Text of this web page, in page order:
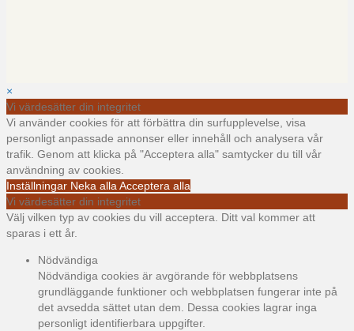
×
Vi värdesätter din integritet
Vi använder cookies för att förbättra din surfupplevelse, visa
personligt anpassade annonser eller innehåll och analysera vår
trafik. Genom att klicka på "Acceptera alla" samtycker du till vår
användning av cookies.
Inställningar Neka alla Acceptera alla
Vi värdesätter din integritet
Välj vilken typ av cookies du vill acceptera. Ditt val kommer att
sparas i ett år.
Nödvändiga
Nödvändiga cookies är avgörande för webbplatsens
grundläggande funktioner och webbplatsen fungerar inte på
det avsedda sättet utan dem. Dessa cookies lagrar inga
personligt identifierbara uppgifter.